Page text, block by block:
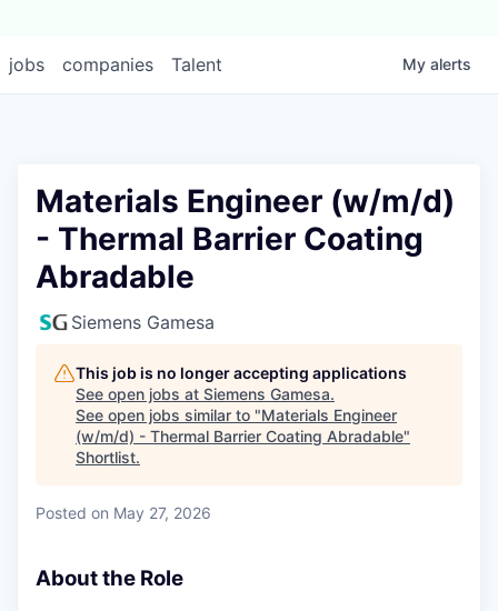
jobs companies Talent My alerts
Materials Engineer (w/m/d)
- Thermal Barrier Coating
Abradable
Siemens Gamesa
This job is no longer accepting applications
See open jobs at Siemens Gamesa.
See open jobs similar to "Materials Engineer
(w/m/d) - Thermal Barrier Coating Abradable"
Shortlist.
Posted on May 27, 2026
About the Role